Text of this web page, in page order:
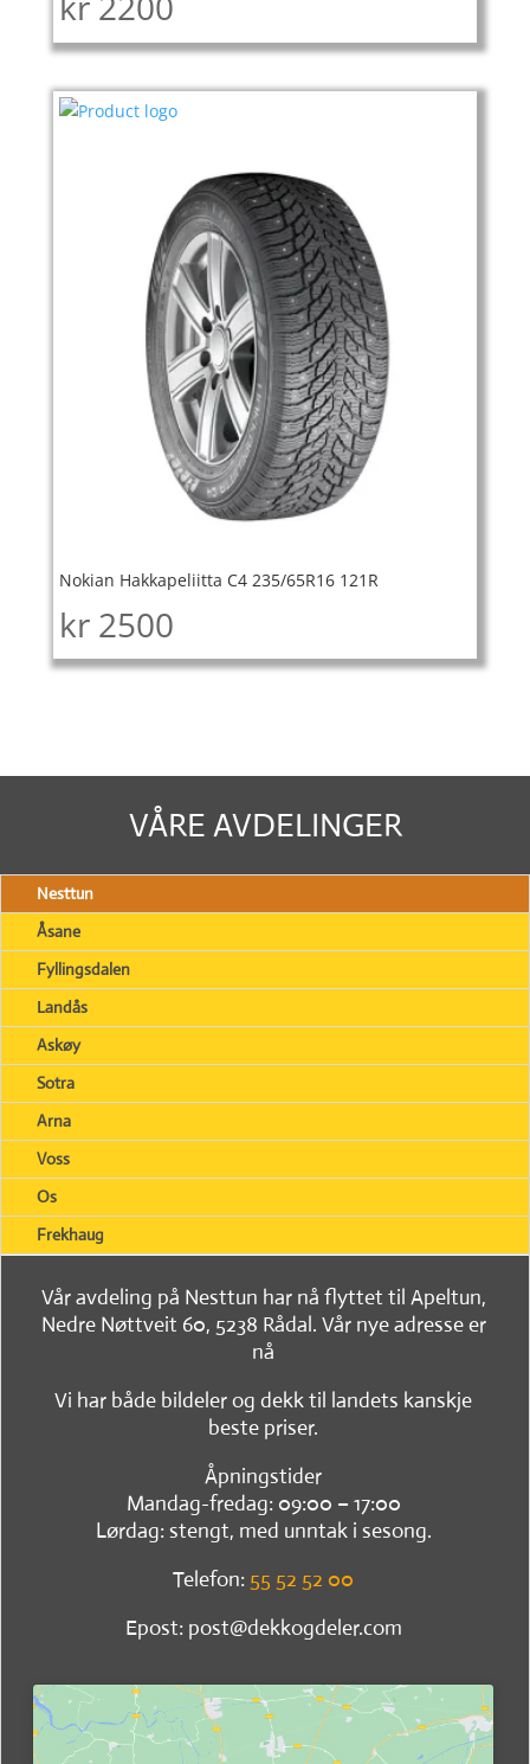
Nokian Hakkapeliitta C4 235/65R16 121R
kr 2500
VÅRE AVDELINGER
Nesttun
Åsane
Fyllingsdalen
Landås
Askøy
Sotra
Arna
Voss
Os
Frekhaug
Vår avdeling på Nesttun har nå flyttet til Apeltun,
Nedre Nøttveit 60, 5238 Rådal. Vår nye adresse er
nå
Vi har både bildeler og dekk til landets kanskje
beste priser.
Åpningstider
Mandag-fredag: 09:00 – 17:00
Lørdag: stengt, med unntak i sesong.
Telefon: 55 52 52 00
Epost: post@dekkogdeler.com